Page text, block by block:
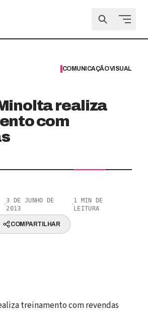
COMUNICAÇÃO VISUAL
realiza
com
·3 DE JUNHO DE
2013
·1 MIN DE
LEITURA
COMPARTILHAR
treinamento com revendas